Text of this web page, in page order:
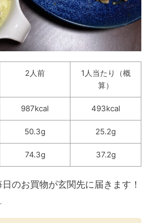
2人前
1人当たり（概
算）
987kcal 493kcal
50.3g 25.2g
74.3g 37.2g
のお買物が玄関先に届きます！